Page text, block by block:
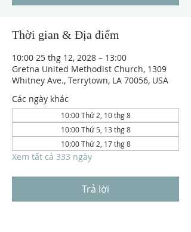
Thời gian & Địa điểm
10:00 25 thg 12, 2028 – 13:00
Gretna United Methodist Church, 1309
Whitney Ave., Terrytown, LA 70056, USA
Các ngày khác
10:00 Thứ 2, 10 thg 8
10:00 Thứ 5, 13 thg 8
10:00 Thứ 2, 17 thg 8
Xem tất cả 333 ngày
Trả lời